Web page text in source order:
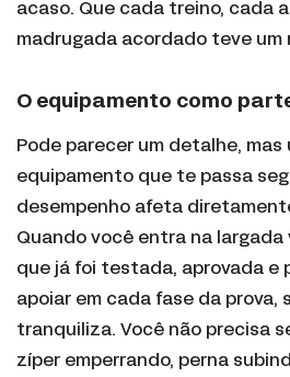
acaso. Que cada treino, cada
madrugada acordado teve um
O equipamento como
Pode parecer um detalhe, mas
equipamento que te passa
desempenho afeta
Quando você entra na largada
que já foi testada, aprovada e
apoiar em cada fase da prova,
tranquiliza. Você não precisa
zíper emperrando, perna